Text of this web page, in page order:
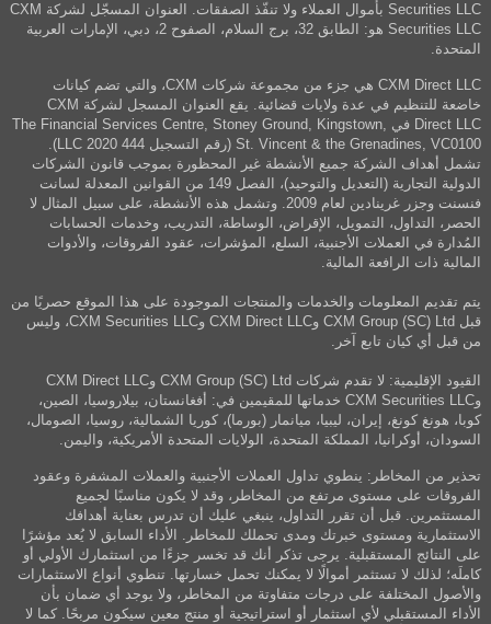
Securities LLC بأموال العملاء ولا تنفّذ الصفقات. العنوان المسجّل لشركة CXM
Securities LLC هو: الطابق 32، برج السلام، الصفوح 2، دبي، الإمارات العربية
المتحدة.
CXM Direct LLC هي جزء من مجموعة شركات CXM، والتي تضم كيانات
خاضعة للتنظيم في عدة ولايات قضائية. يقع العنوان المسجل لشركة CXM
Direct LLC في The Financial Services Centre, Stoney Ground, Kingstown,
St. Vincent & the Grenadines, VC0100 (رقم التسجيل 444 LLC 2020).
تشمل أهداف الشركة جميع الأنشطة غير المحظورة بموجب قانون الشركات
الدولية التجارية (التعديل والتوحيد)، الفصل 149 من القوانين المعدلة لسانت
فنسنت وجزر غرينادين لعام 2009. وتشمل هذه الأنشطة، على سبيل المثال لا
الحصر، التداول، التمويل، الإقراض، الوساطة، التدريب، وخدمات الحسابات
المُدارة في العملات الأجنبية، السلع، المؤشرات، عقود الفروقات، والأدوات
المالية ذات الرافعة المالية.
يتم تقديم المعلومات والخدمات والمنتجات الموجودة على هذا الموقع حصريًا من
قبل CXM Group (SC) Ltd وCXM Direct LLC وCXM Securities LLC، وليس
من قبل أي كيان تابع آخر.
القيود الإقليمية: لا تقدم شركات CXM Group (SC) Ltd وCXM Direct LLC
وCXM Securities LLC خدماتها للمقيمين في: أفغانستان، بيلاروسيا، الصين،
كوبا، هونغ كونغ، إيران، ليبيا، ميانمار (بورما)، كوريا الشمالية، روسيا، الصومال،
السودان، أوكرانيا، المملكة المتحدة، الولايات المتحدة الأمريكية، واليمن.
تحذير من المخاطر: ينطوي تداول العملات الأجنبية والعملات المشفرة وعقود
الفروقات على مستوى مرتفع من المخاطر، وقد لا يكون مناسبًا لجميع
المستثمرين. قبل أن تقرر التداول، ينبغي عليك أن تدرس بعناية أهدافك
الاستثمارية ومستوى خبرتك ومدى تحملك للمخاطر. الأداء السابق لا يُعد مؤشرًا
على النتائج المستقبلية. يرجى تذكر أنك قد تخسر جزءًا من استثمارك الأولي أو
كاملَه؛ لذلك لا تستثمر أموالًا لا يمكنك تحمل خسارتها. تنطوي أنواع الاستثمارات
والأصول المختلفة على درجات متفاوتة من المخاطر، ولا يوجد أي ضمان بأن
الأداء المستقبلي لأي استثمار أو استراتيجية أو منتج معين سيكون مربحًا. كما لا